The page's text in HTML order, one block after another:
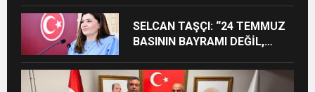
SELCAN TAŞÇI: “24 TEMMUZ
BASININ BAYRAMI DEĞİL,